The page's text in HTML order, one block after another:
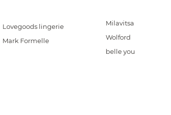
Lovegoods lingerie
Mark Formelle
Milavitsa
Wolford
belle you